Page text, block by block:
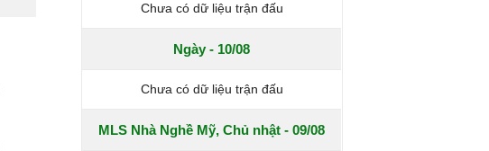
Chưa có dữ liệu trận đấu
Ngày - 10/08
Chưa có dữ liệu trận đấu
MLS Nhà Nghề Mỹ, Chủ nhật - 09/08